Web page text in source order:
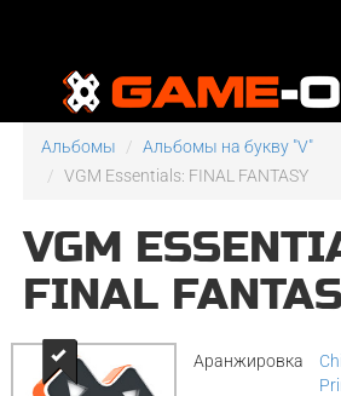
Альбомы
Альбомы на букву "V"
VGM Essentials: FINAL FANTASY
VGM
FINAL
Аранжировка